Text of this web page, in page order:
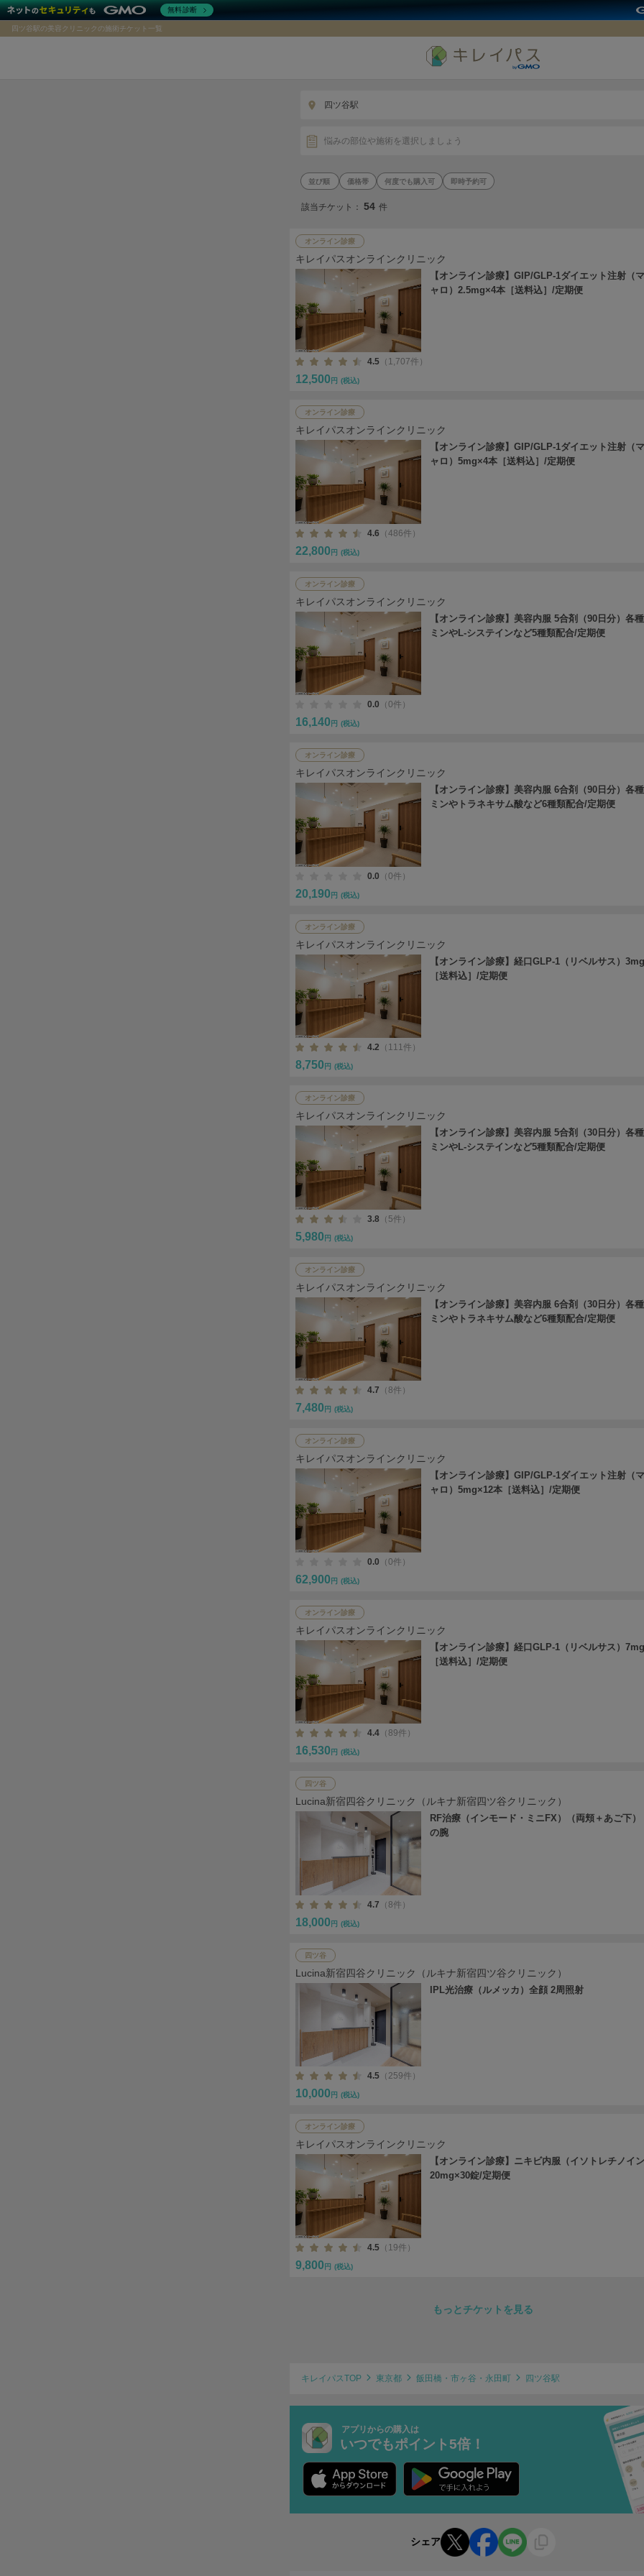
四ツ谷駅の美容クリニックの施術チケット一覧
四ツ谷駅
悩みの部位や施術を選択しましょう
価格帯 何度でも購入可 即時予約可
該当チケット：54 件
オンライン診療
キレイパスオンラインクリニック
【オンライン診療】GIP/GLP-1ダイエット注射（
ャロ）2.5mg×4本［送料込］/定期便
4.5 （1,707件）
12,500 円 (税込)
オンライン診療
キレイパスオンラインクリニック
【オンライン診療】GIP/GLP-1ダイエット注射（
ャロ）5mg×4本［送料込］/定期便
4.6 （486件）
22,800 円 (税込)
オンライン診療
キレイパスオンラインクリニック
【オンライン診療】美容内服 5合剤（90日分）各
ミンやL-システインなど5種類配合/定期便
0.0 （0件）
16,140 円 (税込)
オンライン診療
キレイパスオンラインクリニック
【オンライン診療】美容内服 6合剤（90日分）各
ミンやトラネキサム酸など6種類配合/定期便
0.0 （0件）
20,190 円 (税込)
オンライン診療
キレイパスオンラインクリニック
【オンライン診療】経口GLP-1（リベルサス）
［送料込］/定期便
4.2 （111件）
8,750 円 (税込)
オンライン診療
キレイパスオンラインクリニック
【オンライン診療】美容内服 5合剤（30日分）各
ミンやL-システインなど5種類配合/定期便
3.8 （5件）
5,980 円 (税込)
オンライン診療
キレイパスオンラインクリニック
【オンライン診療】美容内服 6合剤（30日分）各
ミンやトラネキサム酸など6種類配合/定期便
4.7 （8件）
7,480 円 (税込)
オンライン診療
キレイパスオンラインクリニック
【オンライン診療】GIP/GLP-1ダイエット注射（
ャロ）5mg×12本［送料込］/定期便
0.0 （0件）
62,900 円 (税込)
オンライン診療
キレイパスオンラインクリニック
【オンライン診療】経口GLP-1（リベルサス）
［送料込］/定期便
4.4 （89件）
16,530 円 (税込)
四ツ谷
Lucina新宿四谷クリニック（ルキナ新宿四ツ谷クリニック）
RF治療（インモード・ミニFX）（両頬＋あご下
の腕
4.7 （8件）
18,000 円 (税込)
四ツ谷
Lucina新宿四谷クリニック（ルキナ新宿四ツ谷クリニック）
IPL光治療（ルメッカ）全顔 2周照射
4.5 （259件）
10,000 円 (税込)
オンライン診療
キレイパスオンラインクリニック
【オンライン診療】ニキビ内服（イソトレチノイ
20mg×30錠/定期便
4.5 （19件）
9,800 円 (税込)
もっとチケットを見る
キレイパスTOP 東京都 飯田橋・市ヶ谷・永田町 四ツ谷駅
アプリからの購入は
いつでもポイント5倍！
シェア
無料診断